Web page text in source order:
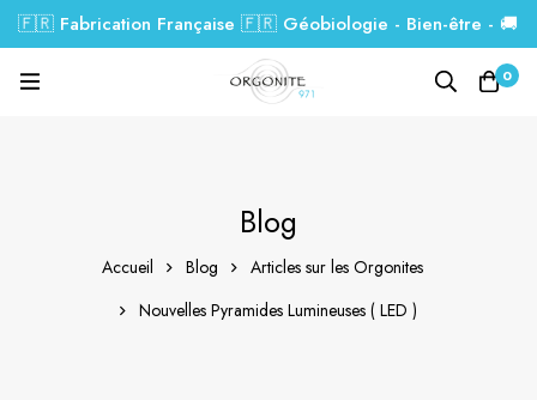
🇫🇷 Fabrication Française 🇫🇷 Géobiologie - Bien-être - 🚚
Livraison GRATUITE dés 99€.
0
Blog
Accueil Blog
Articles sur les Orgonites
Nouvelles Pyramides Lumineuses ( LED )